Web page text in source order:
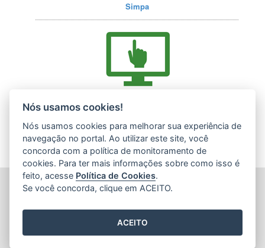
Simpa
INSTITUTO ESTADUAL DE MEIO AMBIENTE (IEMA)
CEP: 29140-130 - Cariacica / ES
Tel.: (27) 3300-1360 / (27) 99299-8894 (Whatsapp)
E-mail:atendimento@iema.es.gov.br
Nós usamos cookies!
Nós usamos cookies para melhorar sua experiência de
navegação no portal. Ao utilizar este site, você
concorda com a política de monitoramento de
cookies. Para ter mais informações sobre como isso é
feito, acesse Política de Cookies.
Se você concorda, clique em ACEITO.
ACEITO